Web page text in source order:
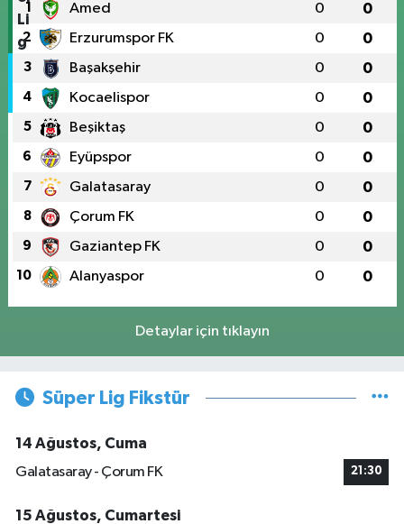
1 Amed 0 0
2 Erzurumspor FK 0 0
3 Başakşehir 0 0
4 Kocaelispor 0 0
5 Beşiktaş 0 0
6 Eyüpspor 0 0
7 Galatasaray 0 0
8 Çorum FK 0 0
9 Gaziantep FK 0 0
10 Alanyaspor 0 0
Detaylar için tıklayın
Süper Lig Fikstür
14 Ağustos, Cuma
Galatasaray - Çorum FK
21:30
15 Ağustos, Cumartesi